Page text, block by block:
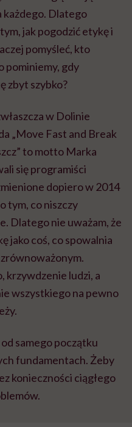
każdego. Dlatego
jak pogodzić etykę i
pomyśleć, kto
pominiemy, gdy
zbyt szybko?
w Dolinie
„Move Fast and Break
to motto Marka
się programiści
dopiero w 2014
tym, co niszczy
Dlatego nie uważam, że
jako coś, co spowalnia
krzywdzenie ludzi, a
wszystkiego na pewno
samego początku
fundamentach. Żeby
konieczności ciągłego